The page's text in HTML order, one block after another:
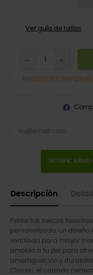
Ver guía de tallas
PRODUCTO
NOTIFICARME
Descripción
Ponte tus zuecos
personalizado, un
ventilada para mayor
amolda a tu pie para
amortiguación y
Classic, el calzado